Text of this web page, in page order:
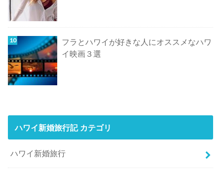
フラとハワイが好きな人にオススメなハワ
イ映画３選
ハワイ新婚旅行記 カテゴリ
ハワイ新婚旅行